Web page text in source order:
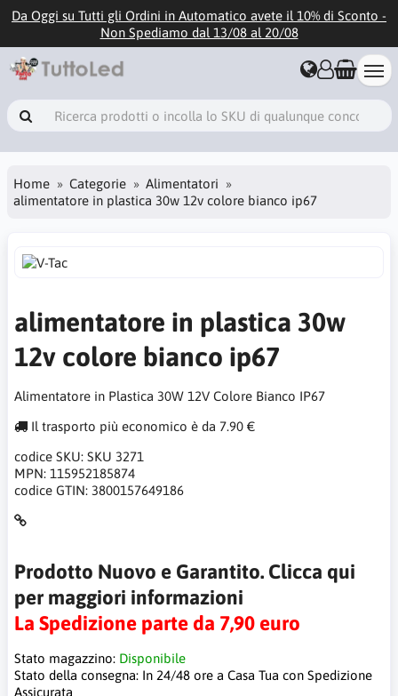
Da Oggi su Tutti gli Ordini in Automatico avete il 10% di Sconto -
Non Spediamo dal 13/08 al 20/08
Home Categorie
Alimentatori
alimentatore in plastica 30w 12v colore bianco ip67
alimentatore in plastica 30w
12v colore bianco ip67
Alimentatore in Plastica 30W 12V Colore Bianco IP67
Il trasporto più economico è da 7.90 €
codice SKU: SKU 3271
MPN: 115952185874
codice GTIN: 3800157649186
Prodotto Nuovo e Garantito. Clicca qui
per maggiori informazioni
La Spedizione parte da 7,90 euro
Stato magazzino: Disponibile
Stato della consegna: In 24/48 ore a Casa Tua con Spedizione
Assicurata